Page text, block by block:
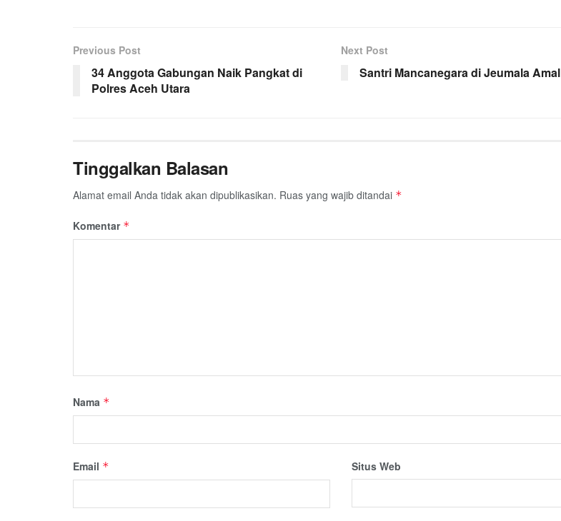
b
o
o
t
e
r
A
p
r
Previous Post
34 Anggota Gabungan Naik Pangkat di
Polres Aceh Utara
Next Post
Santri Mancanegara di Jeumala Amal
Tinggalkan Balasan
Alamat email Anda tidak akan dipublikasikan. Ruas yang wajib ditandai *
Komentar *
Nama *
Email * Situs Web